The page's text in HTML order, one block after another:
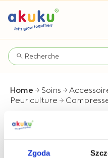
Zgoda
Home Soins
Peuriculture
Compresse de